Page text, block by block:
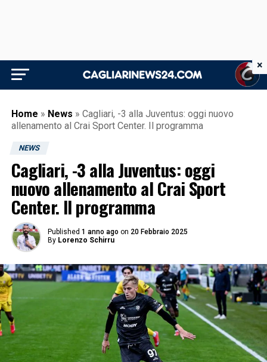
Home » News » Cagliari, -3 alla Juventus: oggi nuovo
allenamento al Crai Sport Center. Il programma
NEWS
Cagliari, -3 alla Juventus: oggi
nuovo allenamento al Crai Sport
Center. Il programma
Published 1 anno ago on 20 Febbraio 2025
By Lorenzo Schirru
×